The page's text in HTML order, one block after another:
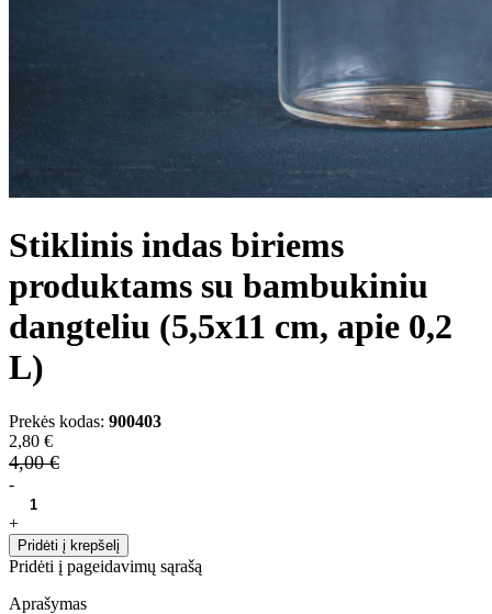
Stiklinis indas biriems
produktams su bambukiniu
dangteliu (5,5x11 cm, apie 0,2
L)
Prekės kodas: 900403
2,80 €
4,00 €
-
+
Pridėti į krepšelį
Pridėti į pageidavimų sąrašą
Aprašymas